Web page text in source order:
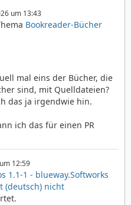
um 13:43
Bookreader-Bücher
mal eins der Bücher, die
sind, mit Quelldateien?
das ja irgendwie hin.
ich das für einen PR
12:59
1.1-1 - blueway.Softworks
(deutsch) nicht